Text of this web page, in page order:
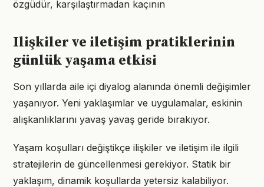
özgüdür, karşılaştırmadan kaçının
Ilişkiler ve iletişim pratiklerinin
günlük yaşama etkisi
Son yıllarda aile içi diyalog alanında önemli değişimler
yaşanıyor. Yeni yaklaşımlar ve uygulamalar, eskinin
alışkanlıklarını yavaş yavaş geride bırakıyor.
Yaşam koşulları değiştikçe ilişkiler ve iletişim ile ilgili
stratejilerin de güncellenmesi gerekiyor. Statik bir
yaklaşım, dinamik koşullarda yetersiz kalabiliyor.